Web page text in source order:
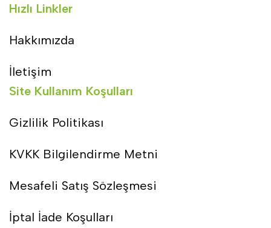
Hızlı Linkler
Hakkımızda
İletişim
Site Kullanım Koşulları
Gizlilik Politikası
KVKK Bilgilendirme Metni
Mesafeli Satış Sözleşmesi
İptal İade Koşulları